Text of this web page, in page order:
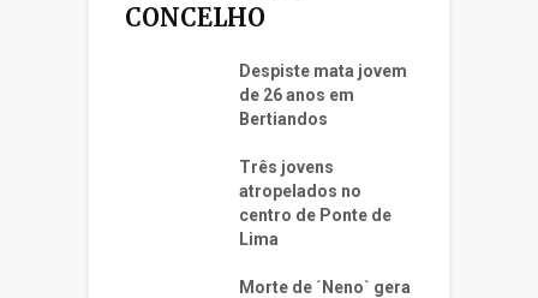
CONCELHO
Despiste mata jovem
de 26 anos em
Bertiandos
Três jovens
atropelados no
centro de Ponte de
Lima
Morte de ´Neno` gera